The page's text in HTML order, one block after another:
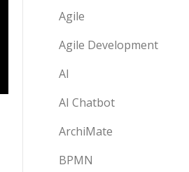
Agile
Agile Development
AI
AI Chatbot
ArchiMate
BPMN